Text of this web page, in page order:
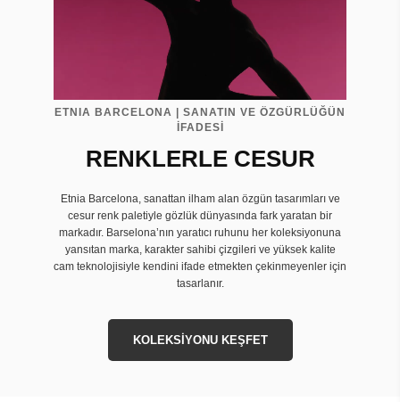
ETNIA BARCELONA | SANATIN VE ÖZGÜRLÜĞÜN
İFADESİ
RENKLERLE CESUR
Etnia Barcelona, sanattan ilham alan özgün tasarımları ve
cesur renk paletiyle gözlük dünyasında fark yaratan bir
markadır. Barselona’nın yaratıcı ruhunu her koleksiyonuna
yansıtan marka, karakter sahibi çizgileri ve yüksek kalite
cam teknolojisiyle kendini ifade etmekten çekinmeyenler için
tasarlanır.
KOLEKSİYONU KEŞFET